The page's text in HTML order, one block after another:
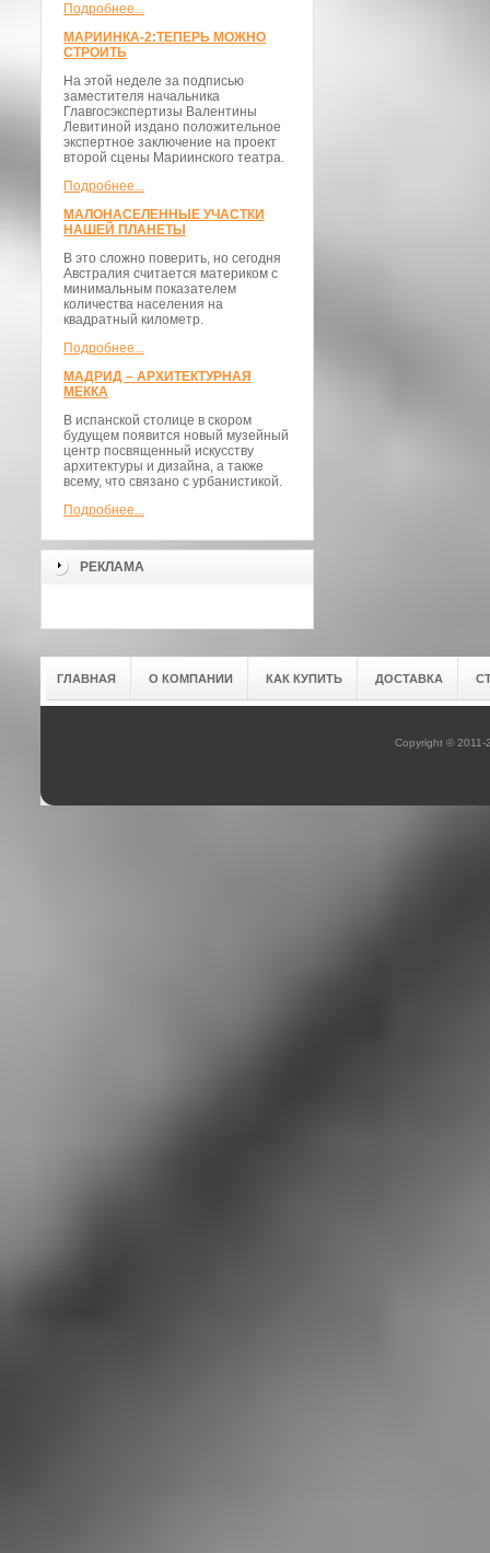
Подробнее...
МАРИИНКА-2:ТЕПЕРЬ МОЖНО
СТРОИТЬ
На этой неделе за подписью
заместителя начальника
Главгосэкспертизы Валентины
Левитиной издано положительное
экспертное заключение на проект
второй сцены Мариинского театра.
Подробнее...
МАЛОНАСЕЛЕННЫЕ УЧАСТКИ
НАШЕЙ ПЛАНЕТЫ
В это сложно поверить, но сегодня
Австралия считается материком с
минимальным показателем
количества населения на
квадратный километр.
Подробнее...
МАДРИД – АРХИТЕКТУРНАЯ
МЕККА
В испанской столице в скором
будущем появится новый музейный
центр посвященный искусству
архитектуры и дизайна, а также
всему, что связано с урбанистикой.
Подробнее...
РЕКЛАМА
ГЛАВНАЯ О КОМПАНИИ КАК КУПИТЬ ДОСТАВКА
Copyright © 2011-